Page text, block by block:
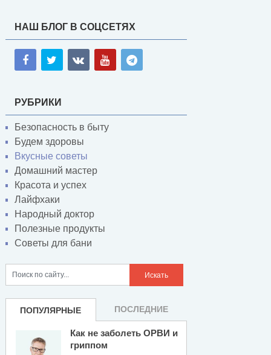
НАШ БЛОГ В СОЦСЕТЯХ
РУБРИКИ
Безопасность в быту
Будем здоровы
Вкусные советы
Домашний мастер
Красота и успех
Лайфхаки
Народный доктор
Полезные продукты
Советы для бани
ПОПУЛЯРНЫЕ ПОСЛЕДНИЕ
Как не заболеть ОРВИ и
гриппом